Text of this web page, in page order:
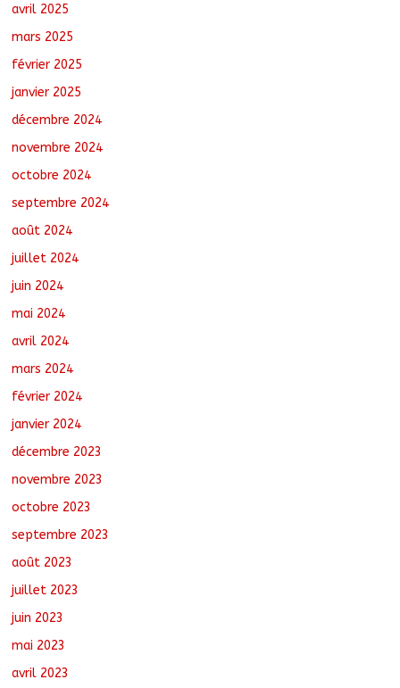
avril 2025
mars 2025
février 2025
janvier 2025
décembre 2024
novembre 2024
octobre 2024
septembre 2024
août 2024
juillet 2024
juin 2024
mai 2024
avril 2024
mars 2024
février 2024
janvier 2024
décembre 2023
novembre 2023
octobre 2023
septembre 2023
août 2023
juillet 2023
juin 2023
mai 2023
avril 2023